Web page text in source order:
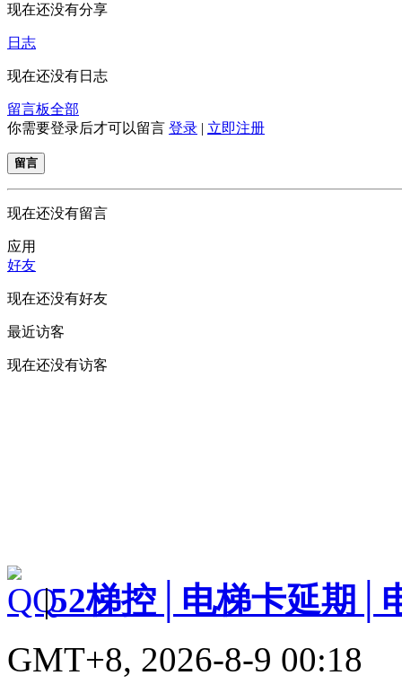
现在还没有分享
日志
现在还没有日志
留言板全部
你需要登录后才可以留言 登录 | 立即注册
留言
现在还没有留言
应用
好友
现在还没有好友
最近访客
现在还没有访客
|52梯控│电梯卡延期│
GMT+8, 2026-8-9 00:18